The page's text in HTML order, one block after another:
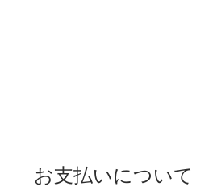
お支払いについて